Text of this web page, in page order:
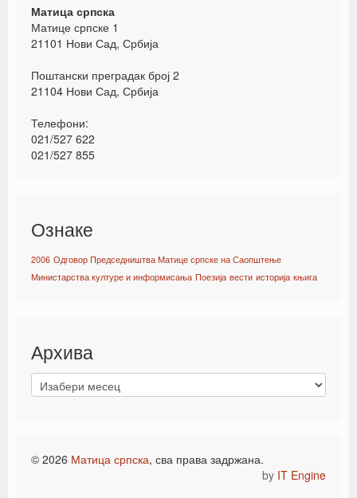
Матица српска
Матице српске 1
21101 Нови Сад, Србија
Поштански преградак број 2
21104 Нови Сад, Србија
Телефони:
021/527 622
021/527 855
Ознаке
2006 Одговор Председништва Матице српске на Саопштење
Министарства културе и информисања Поезија вести историја књига
Архива
© 2026 Матица српска, сва права задржана.
by IT Engine